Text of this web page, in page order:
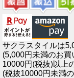
サクラスタイルは
(5,000円未満のお
10000円(税抜)以上
(税抜10000円未満